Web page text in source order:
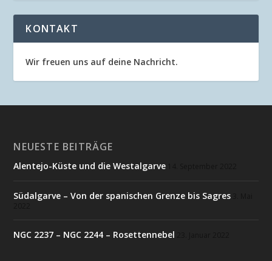
KONTAKT
Wir freuen uns auf deine Nachricht.
NEUESTE BEITRÄGE
Alentejo-Küste und die Westalgarve
Südalgarve – Von der spanischen Grenze bis Sagres
NGC 2237 – NGC 2244 – Rosettennebel